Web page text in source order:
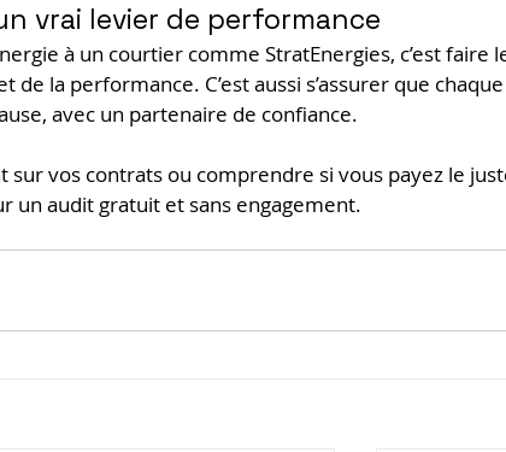
vrai levier de performance
à un courtier comme StratEnergies, c’est faire
de la performance. C’est aussi s’assurer que
avec un partenaire de confiance.
vos contrats ou comprendre si vous payez le
un audit gratuit et sans engagement.